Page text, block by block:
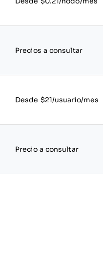
Precios a consultar
Desde $21/usuario/mes
Precio a consultar